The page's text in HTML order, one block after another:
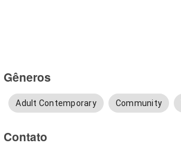
Gêneros
Adult Contemporary Community
Contato